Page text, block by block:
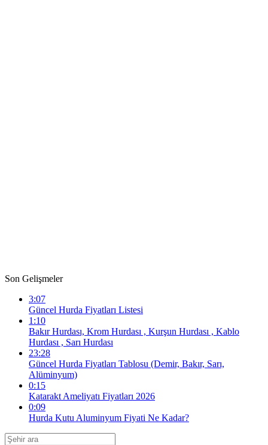
Son Gelişmeler
3:07
Güncel Hurda Fiyatları Listesi
1:10
Bakır Hurdası, Krom Hurdası , Kurşun Hurdası , Kablo
Hurdası , Sarı Hurdası
23:28
Güncel Hurda Fiyatları Tablosu (Demir, Bakır, Sarı,
Alüminyum)
0:15
Katarakt Ameliyatı Fiyatları 2026
0:09
Hurda Kutu Aluminyum Fiyati Ne Kadar?